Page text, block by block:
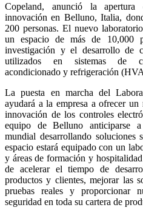
Copeland, anunció la
innovación en Belluno, Italia,
200 personas. El nuevo
un espacio de más de 10,000
investigación y el desarrollo de
utilizados en sistemas de
acondicionado y refrigeración
La puesta en marcha del
ayudará a la empresa a ofrecer
innovación de los controles
equipo de Belluno anticiparse
mundial desarrollando soluciones
espacio estará equipado con un
y áreas de formación y
de acelerar el tiempo de
productos y clientes, mejorar las
pruebas reales y proporcionar
seguridad en toda su cartera de